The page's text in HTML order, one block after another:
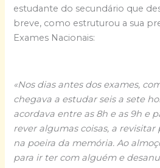
estudante do secundário que
breve, como estruturou a sua
Exames Nacionais:
«Nos dias antes dos exames,
chegava a estudar seis a sete
acordava entre as 8h e as 9h e
rever algumas coisas, a
na poeira da memória. Ao
para ir ter com alguém e